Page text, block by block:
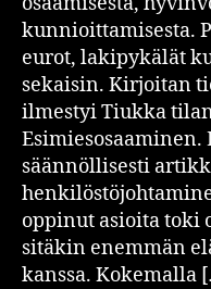
kunnioittamisesta.
eurot, lakipykälät
sekaisin. Kirjoitan
ilmestyi Tiukka
säännöllisesti
oppinut asioita toki
sitäkin enemmän
kanssa. Kokemalla